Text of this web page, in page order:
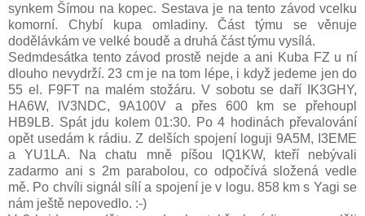
synkem Šímou na kopec. Sestava je na tento závod vcelku
komorní. Chybí kupa omladiny. Část týmu se věnuje
dodělávkám ve velké boudě a druhá část týmu vysílá.
Sedmdesátka tento závod prostě nejde a ani Kuba FZ u ní
dlouho nevydrží. 23 cm je na tom lépe, i když jedeme jen do
55 el. F9FT na malém stožáru. V sobotu se daří IK3GHY,
HA6W, IV3NDC, 9A100V a přes 600 km se přehoupl
HB9LB. Spát jdu kolem 01:30. Po 4 hodinách převalování
opět usedám k rádiu. Z delších spojení loguji 9A5M, I3EME
a YU1LA. Na chatu mně píšou IQ1KW, kteří nebývali
zadarmo ani s 2m parabolou, co odpočívá složená vedle
mě. Po chvíli signál sílí a spojení je v logu. 858 km s Yagi se
nám ještě nepovedlo. :-)